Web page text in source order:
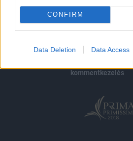
CONFIRM
Data Deletion Data Access
© 2026 Portfolio
kommentkezelés